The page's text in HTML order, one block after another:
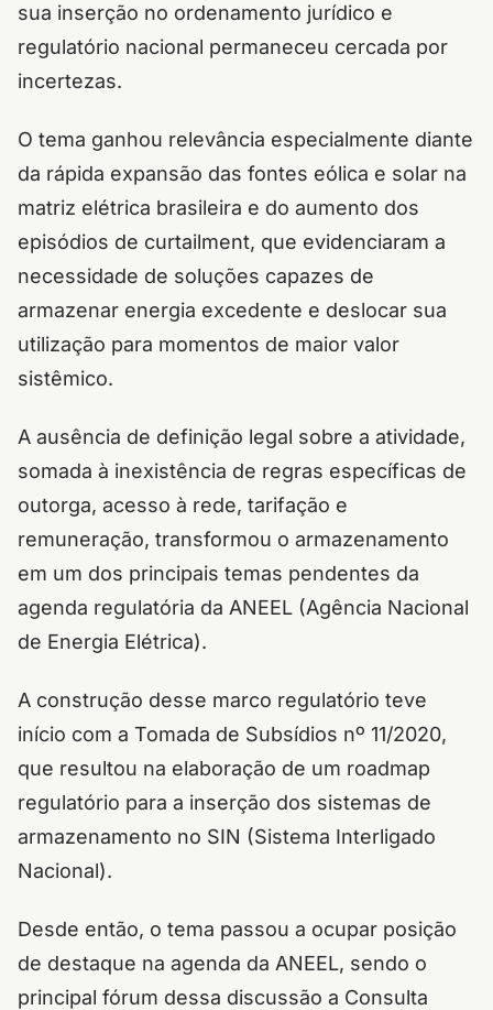
sua inserção no ordenamento jurídico e
regulatório nacional permaneceu cercada por
incertezas.
O tema ganhou relevância especialmente diante
da rápida expansão das fontes eólica e solar na
matriz elétrica brasileira e do aumento dos
episódios de curtailment, que evidenciaram a
necessidade de soluções capazes de
armazenar energia excedente e deslocar sua
utilização para momentos de maior valor
sistêmico.
A ausência de definição legal sobre a atividade,
somada à inexistência de regras específicas de
outorga, acesso à rede, tarifação e
remuneração, transformou o armazenamento
em um dos principais temas pendentes da
agenda regulatória da ANEEL (Agência Nacional
de Energia Elétrica).
A construção desse marco regulatório teve
início com a Tomada de Subsídios nº 11/2020,
que resultou na elaboração de um roadmap
regulatório para a inserção dos sistemas de
armazenamento no SIN (Sistema Interligado
Nacional).
Desde então, o tema passou a ocupar posição
de destaque na agenda da ANEEL, sendo o
principal fórum dessa discussão a Consulta